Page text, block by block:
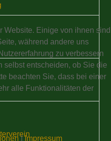
Website. Einige von ihnen sind
während andere uns
zu verbessern
selbst entscheiden, ob Sie die
beachten Sie, dass bei einer
alle Funktionalitäten der
|Impressum